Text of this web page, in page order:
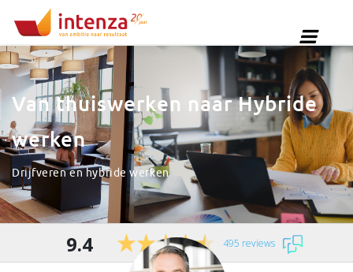
Van thuiswerken naar Hybride
werken
Drijfveren en hybride werken
9.4 495 reviews